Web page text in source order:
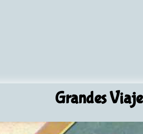
Grandes